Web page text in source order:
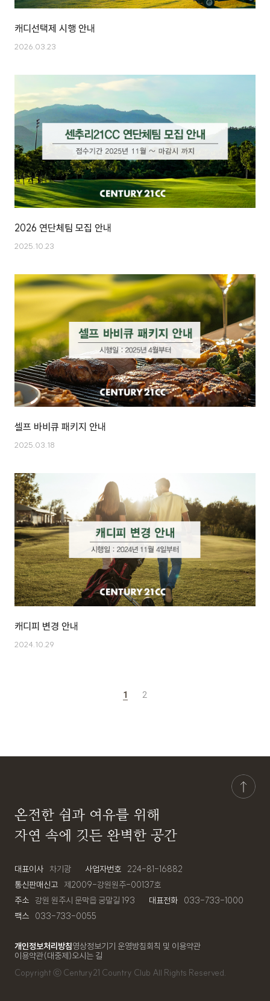
캐디선택제 시행 안내
2026.03.23
2026 연단체팀 모집 안내
2025.10.23
셀프 바비큐 패키지 안내
2025.03.18
캐디피 변경 안내
2024.10.29
1 2
온전한 쉼과 여유를 위해
자연 속에 깃든 완벽한 공간
대표이사 차기광 사업자번호
224-81-16882
통신판매신고
제2009-강원원주-00137호
주소 강원 원주시 문막읍 궁말길 193 대표전화
033-733-1000
팩스
033-733-0055
개인정보처리방침영상정보기기 운영방침회칙 및 이용약관
이용약관(대중제)오시는 길
Copyright ⓒ Century21 Country Club All Rights Reserved.